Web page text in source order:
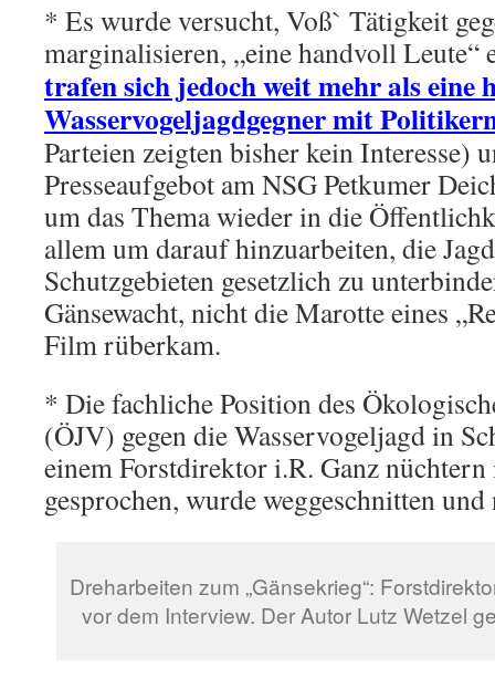
* Es wurde versucht, Voß` Tätigkeit
marginalisieren, „eine handvoll Leute“
trafen sich jedoch weit mehr als eine
Wasservogeljagdgegner mit
Parteien zeigten bisher kein Interesse)
Presseaufgebot am NSG Petkumer
um das Thema wieder in die
allem um darauf hinzuarbeiten, die
Schutzgebieten gesetzlich zu
Gänsewacht, nicht die Marotte eines
Film rüberkam.
* Die fachliche Position des
(ÖJV) gegen die Wasservogeljagd in
einem Forstdirektor i.R. Ganz
gesprochen, wurde weggeschnitten und
Dreharbeiten zum „Gänsekrieg“:
vor dem Interview. Der Autor Lutz Wetzel